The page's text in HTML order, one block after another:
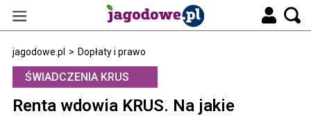
jagodowe.pl > Dopłaty i prawo
ŚWIADCZENIA KRUS
Renta wdowia KRUS. Na jakie